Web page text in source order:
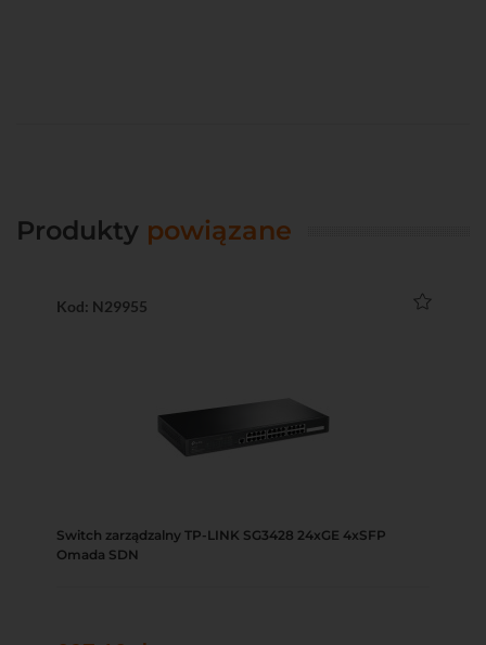
Produkty powiązane
Kod: N29955
Switch zarządzalny TP-LINK SG3428 24xGE 4xSFP
Omada SDN